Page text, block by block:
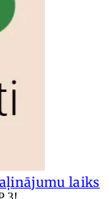
laiks